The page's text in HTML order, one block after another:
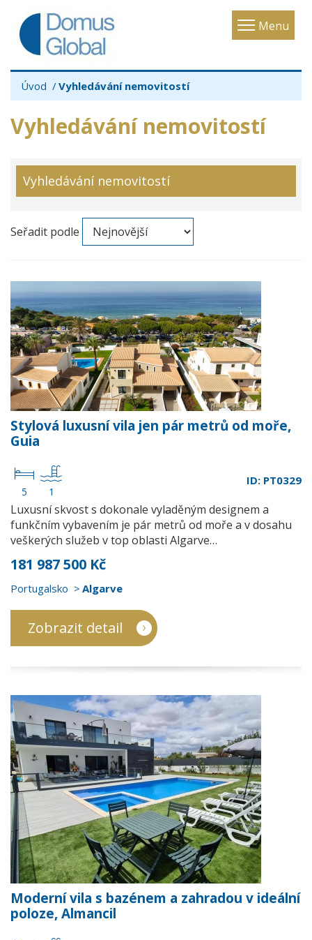
Menu
Toggle
Úvod Vyhledávání nemovitostí
Vyhledávání nemovitostí
Vyhledávání nemovitostí
Seřadit podle
Stylová luxusní vila jen pár metrů od moře,
Guia
5 1
ID: PT0329
Luxusní skvost s dokonale vyladěným designem a
funkčním vybavením je pár metrů od moře a v dosahu
veškerých služeb v top oblasti Algarve…
181 987 500 Kč
Portugalsko Algarve
Zobrazit detail
Moderní vila s bazénem a zahradou v ideální
poloze, Almancil